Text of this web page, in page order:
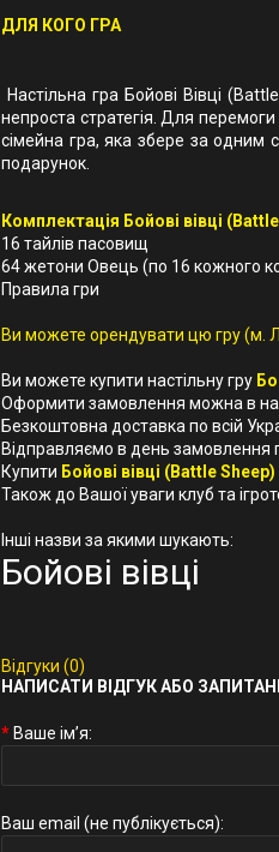
ДЛЯ КОГО ГРА
Настільна гра Бойові Вівці
непроста стратегія. Для
сімейна гра, яка збере за одним
подарунок.
Комплектація Бойові вівці
16 тайлів пасовищ
64 жетони Овець (по 16 кожного
Правила гри
Ви можете орендувати цю гру (м.
Ви можете купити настільну гру
Оформити замовлення можна в
Безкоштовна доставка по всій
Відправляємо в день замовлення
Купити Бойові вівці (Battle
Також до Вашої уваги клуб та
Інші назви за якими шукають:
Бойові вівці
Відгуки (0)
НАПИСАТИ ВІДГУК АБО
Ваше ім’я:
Ваш email (не публікується):